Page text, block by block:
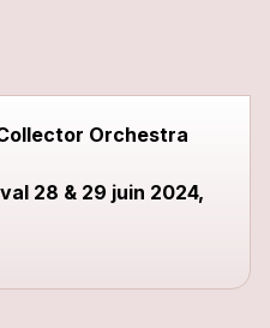
close
Orchestra
28 & 29 juin 2024,